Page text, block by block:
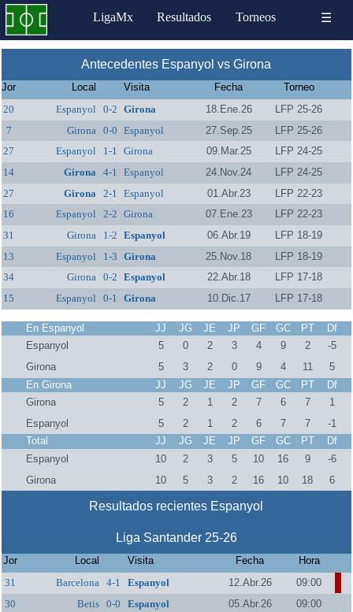
LigaMx Resultados Torneos ☰
Antecedentes Espanyol vs Girona
Jor Local Visita Fecha
Torneo
20
Espanyol 0-2 Girona 18.Ene.26
LFP 25-26
7
Girona 0-0 Espanyol 27.Sep.25
LFP 25-26
27
Espanyol 1-1 Girona 09.Mar.25
LFP 24-25
14
Girona 4-1 Espanyol 24.Nov.24
LFP 24-25
27
Girona 2-1 Espanyol 01.Abr.23
LFP 22-23
16
Espanyol 2-2 Girona 07.Ene.23
LFP 22-23
31
Girona 1-2 Espanyol 06.Abr.19
LFP 18-19
13
Espanyol 1-3 Girona 25.Nov.18
LFP 18-19
34
Girona 0-2 Espanyol 22.Abr.18
LFP 17-18
15
Espanyol 0-1 Girona 10.Dic.17 LFP 17-18
En Espanyol JJ JG JE JP GF GC PT
Df
Espanyol
5 0 2 3 4 9 2
-5
Girona
5 3 2 0 9 4 11
5
En Girona
JJ JG JE JP GF GC PT
Df
Girona
5 2 1 2 7 6 7
1
Espanyol
5 2 1 2 6 7 7
-1
Total
JJ JG JE JP GF GC PT
Df
Espanyol
10 2 3 5 10 16 9
-6
Girona
10 5 3 2 16 10 18 6
Resultados recientes Espanyol
Liga Santander 25-26
Jor Local Visita Fecha
Hora
31
Barcelona 4-1 Espanyol 12.Abr.26
09:00
30
Betis 0-0 Espanyol 05.Abr.26
09:00